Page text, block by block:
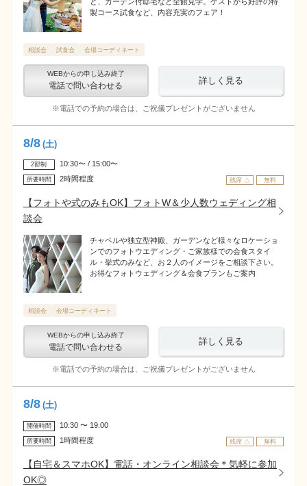
製コース試食など、内容充実のフェア！
相談会 試食会 会場コーディネート
WEBからの申し込み終了
電話で問い合わせる
詳しく見る
※電話での予約の場合は、ご祝儀プレゼントがございません
8/8 (土)
残席 △ 無料
2部制 10:30〜 / 15:00〜
所要時間 2時間程度
【フォトや式のみもOK】フォトW＆少人数ウェディング相
談会
チャペルや独立型神殿、ガーデンなど様々なロケーショ
ンでのフォトウエディング・ご家族様での会食スタイ
ル・挙式のみなど、お２人のイメージをご相談下さい。
お得なフォトウェディング＆会食プランもご案内
相談会 会場コーディネート
WEBからの申し込み終了
電話で問い合わせる
詳しく見る
※電話での予約の場合は、ご祝儀プレゼントがございません
8/8 (土)
残席 △ 無料
開催時間 10:30 〜 19:00
所要時間 1時間程度
【自宅＆スマホOK】電話・オンライン相談会＊気軽に参加
OK◎